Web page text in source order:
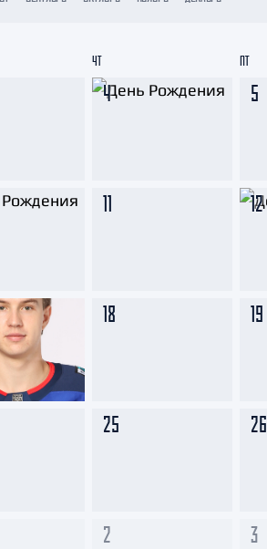
Салават Юлаев
4 5
11 12
18 19
25 26
2 3
ЧТ ПТ